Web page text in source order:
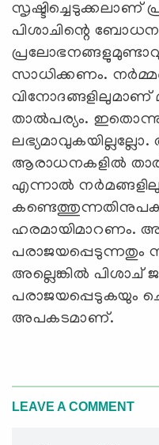
സൃഷ്ടിച്ചെടുക്കലാണ്
പിശാചിന്റെ
സാധിക്കണം.
താല്‍പര്യം.
ആരാധനകളില്‍
എന്നാല്‍
ഹരമായിമാറണം.
പരാജയപ്പെടുന്നതും
അല്ലെങ്കില്‍ പിശാച്
പരാജയപ്പെടുകയും
അപകടമാണ്.
LEAVE A COMMENT